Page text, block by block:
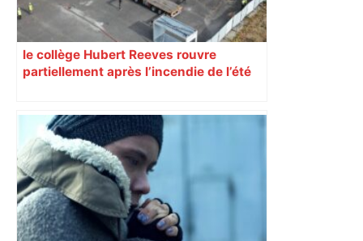
le collège Hubert Reeves rouvre
partiellement après l’incendie de l’été